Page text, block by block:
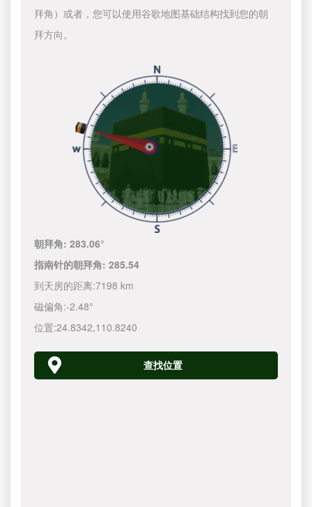
拜角）或者，您可以使用谷歌地图基础结构找到您的朝
拜方向。
朝拜角:283.06°
指南针的朝拜角:285.54
到天房的距离:7198 km
磁偏角:-2.48°
位置:24.8342,110.8240
查找位置